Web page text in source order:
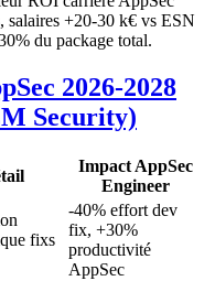
salaires +20-30 k€ vs ESN
du package total.
2026-2028
Security)
Impact AppSec
Engineer
fixs
-40% effort dev
fix, +30%
productivité
AppSec